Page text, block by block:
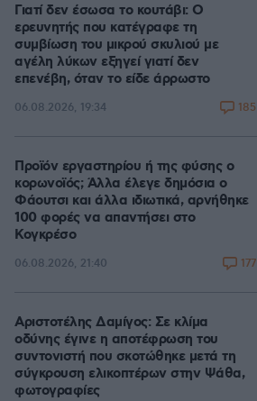
Γιατί δεν έσωσα το κουτάβι: Ο
ερευνητής που κατέγραφε τη
συμβίωση του μικρού σκυλιού με
αγέλη λύκων εξηγεί γιατί δεν
επενέβη, όταν το είδε άρρωστο
06.08.2026, 19:34 185
Προϊόν εργαστηρίου ή της φύσης ο
κορωνοϊός; Άλλα έλεγε δημόσια ο
Φάουτσι και άλλα ιδιωτικά, αρνήθηκε
100 φορές να απαντήσει στο
Κογκρέσο
06.08.2026, 21:40 177
Αριστοτέλης Δαμίγος: Σε κλίμα
οδύνης έγινε η αποτέφρωση του
συντονιστή που σκοτώθηκε μετά τη
σύγκρουση ελικοπτέρων στην Ψάθα,
φωτογραφίες